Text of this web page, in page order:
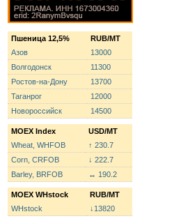
Пшеница 12,5%
RUB/MT
Азов
13000
Волгодонск
11300
Ростов-на-Дону
13700
Таганрог
12000
Новороссийск
14500
MOEX Index
USD/MT
Wheat, WHFOB
↑ 230.7
Corn, CRFOB
↓ 222.7
Barley, BRFOB
↔ 190.2
MOEX WHstock
RUB/MT
WHstock
↓13820